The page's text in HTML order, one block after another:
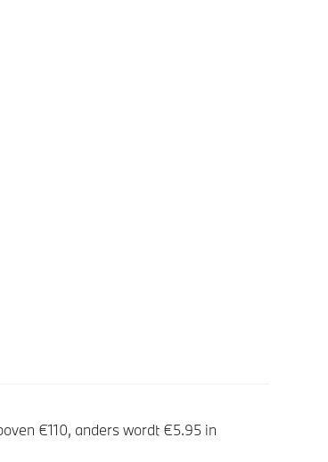
€110, anders wordt €5.95 in